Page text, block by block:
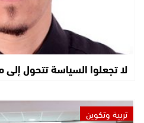
لا تجعلوا السياسة تتحول إلى
تربية وتكوين